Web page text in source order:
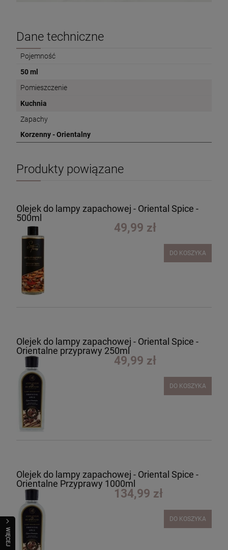
WIĘCEJ
Dane techniczne
Pojemność
50 ml
Pomieszczenie
Kuchnia
Zapachy
Korzenny - Orientalny
Produkty powiązane
Olejek do lampy zapachowej - Oriental Spice -
500ml
49,99 zł
DO KOSZYKA
Olejek do lampy zapachowej - Oriental Spice -
Orientalne przyprawy 250ml
49,99 zł
DO KOSZYKA
Olejek do lampy zapachowej - Oriental Spice -
Orientalne Przyprawy 1000ml
134,99 zł
DO KOSZYKA